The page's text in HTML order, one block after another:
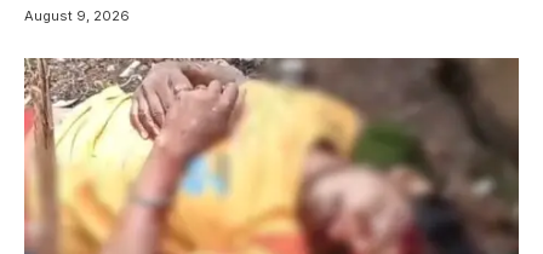
August 9, 2026